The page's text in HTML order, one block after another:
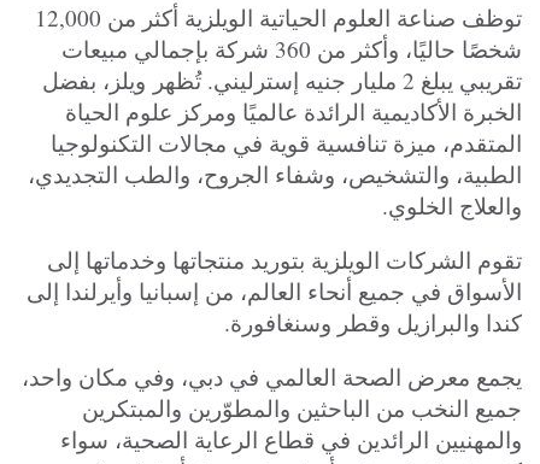
توظف صناعة العلوم الحياتية الويلزية أكثر من 12,000
شخصًا حاليًا، وأكثر من 360 شركة بإجمالي مبيعات
تقريبي يبلغ 2 مليار جنيه إسترليني.
تُظهر ويلز، بفضل
الخبرة الأكاديمية الرائدة عالميًا ومركز علوم الحياة
المتقدم، ميزة تنافسية قوية في مجالات التكنولوجيا
الطبية، والتشخيص، وشفاء الجروح، والطب التجديدي،
والعلاج الخلوي.
تقوم الشركات الويلزية بتوريد منتجاتها وخدماتها إلى
الأسواق في جميع أنحاء العالم، من إسبانيا وأيرلندا إلى
كندا والبرازيل وقطر وسنغافورة.
يجمع معرض الصحة العالمي في دبي، وفي مكان واحد،
جميع النخب من الباحثين والمطوّرين والمبتكرين
والمهنيين الرائدين في قطاع الرعاية الصحية، سواء